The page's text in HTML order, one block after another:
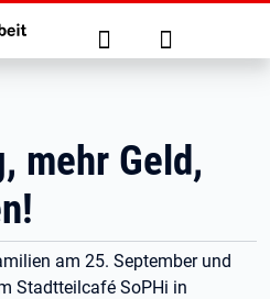
Suche Anmelden
mehr Geld,
am 25. September und
Stadtteilcafé SoPHi in